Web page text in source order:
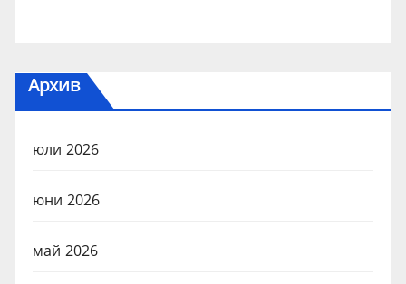
Архив
юли 2026
юни 2026
май 2026